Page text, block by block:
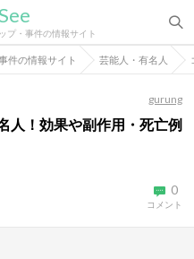
プ・事件の情報サイト
件の情報サイト 芸能人・有名人
gurung
人！効果や副作用・死亡例
0
コメント